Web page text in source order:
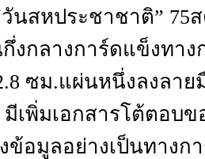
วันสหประชาชาติ” 75
งกลางการ์ดแข็งทา
ซม.แผ่นหนึ่งลงลา
เพิ่มเอกสารโต้ตอบ
ข้อมูลอย่างเป็นทางก